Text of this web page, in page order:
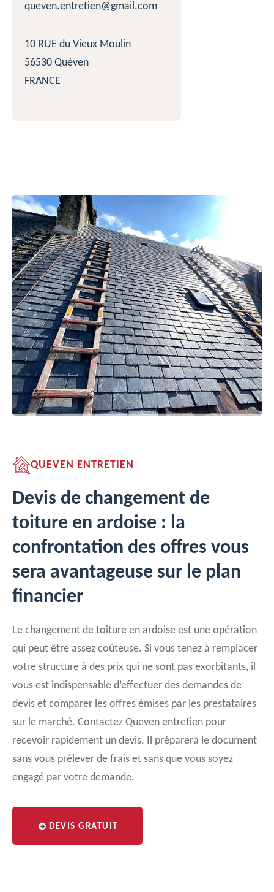
queven.entretien@gmail.com
10 RUE du Vieux Moulin
56530 Quéven
FRANCE
QUEVEN ENTRETIEN
Devis de changement de
toiture en ardoise : la
confrontation des offres vous
sera avantageuse sur le plan
financier
Le changement de toiture en ardoise est une opération
qui peut être assez coûteuse. Si vous tenez à remplacer
votre structure à des prix qui ne sont pas exorbitants, il
vous est indispensable d’effectuer des demandes de
devis et comparer les offres émises par les prestataires
sur le marché. Contactez Queven entretien pour
recevoir rapidement un devis. Il préparera le document
sans vous prélever de frais et sans que vous soyez
engagé par votre demande.
DEVIS GRATUIT